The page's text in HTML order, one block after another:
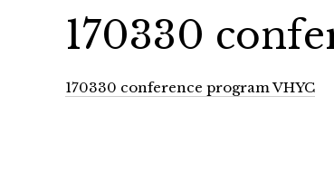
170330
170330 conference program VHYC